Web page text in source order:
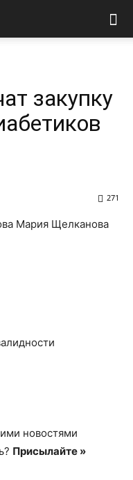
закупку
271
Мария Щелканова
новостями
Присылайте »